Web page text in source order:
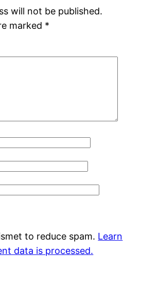
will not be published.
marked *
to reduce spam. Learn
data is processed.